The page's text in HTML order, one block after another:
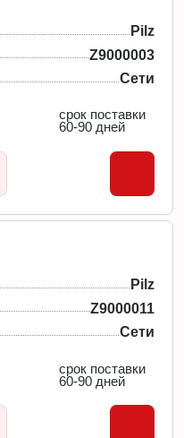
Pilz
Z9000003
Сети
срок поставки
60-90 дней
Pilz
Z9000011
Сети
срок поставки
60-90 дней